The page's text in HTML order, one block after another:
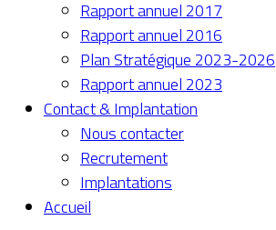
Rapport annuel 2017
Rapport annuel 2016
Plan Stratégique 2023-2026
Rapport annuel 2023
Contact & Implantation
Nous contacter
Recrutement
Implantations
Accueil